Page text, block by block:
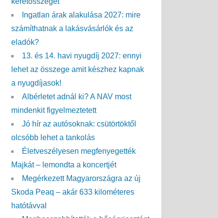
Ingatlan árak alakulása 2027: mire
számíthatnak a lakásvásárlók és az
eladók?
13. és 14. havi nyugdíj 2027: ennyi
lehet az összege amit készhez kapnak
a nyugdíjasok!
Albérletet adnál ki? A NAV most
mindenkit figyelmeztetett
Jó hír az autósoknak: csütörtöktől
olcsóbb lehet a tankolás
Életveszélyesen megfenyegették
Majkát – lemondta a koncertjét
Megérkezett Magyarországra az új
Skoda Peaq – akár 633 kilométeres
hatótávval